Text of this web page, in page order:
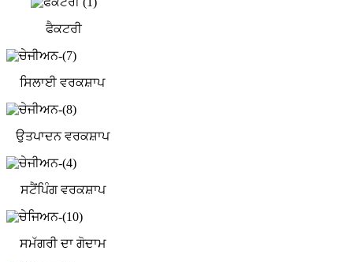
ਫੈਕਟਰੀ
ਸਿਲਾਈ ਵਰਕਸ਼ਾਪ
ਉਤਪਾਦਨ ਵਰਕਸ਼ਾਪ
ਸਟੈਂਪਿੰਗ ਵਰਕਸ਼ਾਪ
ਸਮੱਗਰੀ ਦਾ ਗੋਦਾਮ